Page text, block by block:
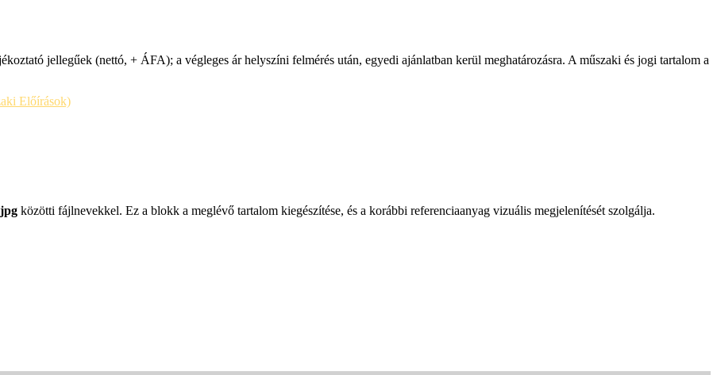
jellegűek (nettó, + ÁFA); a végleges ár helyszíni felmérés után, egyedi ajánlatban kerül meghatározásra. A műszaki és jogi tartalom a
Előírások)
közötti fájlnevekkel. Ez a blokk a meglévő tartalom kiegészítése, és a korábbi referenciaanyag vizuális megjelenítését szolgálja.